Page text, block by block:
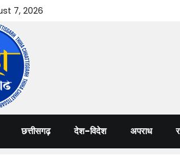
7, 2026
Chhattisgarh
छत्तीसगढ़ देश-विदेश अपराध